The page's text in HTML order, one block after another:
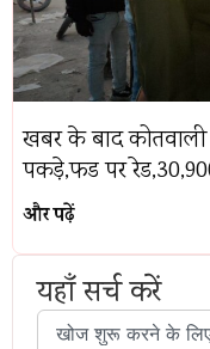
खबर के बाद
पकड़े,फड पर
और पढ़ें
यहाँ सर्च करें